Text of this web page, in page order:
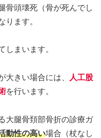
骨頭壊死（骨が死んでし
ります。
しまいます。
大きい場合には、
人工股
を行います。
大腿骨頚部骨折の診療ガ
動性の高い場合（杖なし